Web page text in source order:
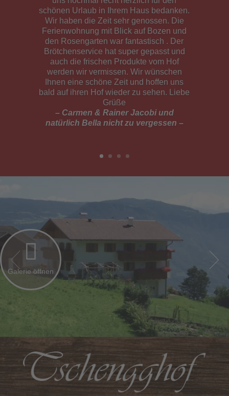
Liebe Familie Braunhofer,wir blicken
zurück auf 2 wunderschöne
Urlaubswochen bei ihnen. Offen und
herzlich sind wir als junge Familie
empfangen worden. Die Lage des Hofes
ist perfekt. An familienfreundlichem
Programm ist in der näheren Umgebung
viel geboten. Z.B. kleine Wanderungen,
Tierwelt, kleine Städtetouren, Wasserfall,
… Die Wohnung war sehr sauber und
gepflegt.Der Frühstückskorb war super